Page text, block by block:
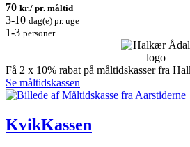
70 kr./ pr. måltid
3-10 dag(e) pr. uge
1-3 personer
Få 2 x 10% rabat på måltidskasser fra
Se måltidskassen
KvikKassen